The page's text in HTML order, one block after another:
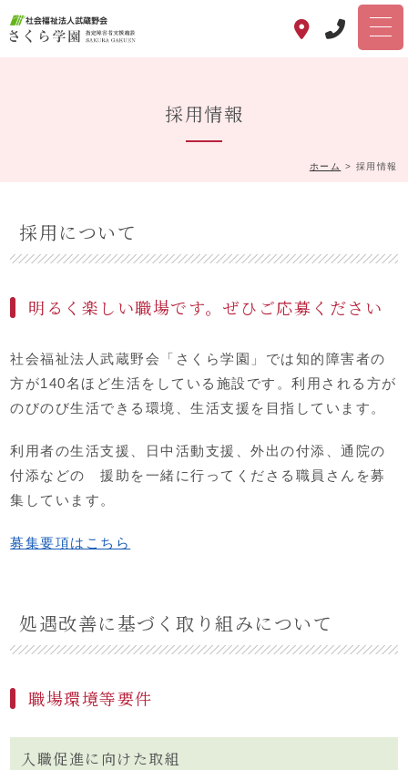
採用情報
ホーム > 採用情報
採用について
明るく楽しい職場です。ぜひご応募ください
社会福祉法人武蔵野会「さくら学園」では知的障害者の
方が140名ほど生活をしている施設です。利用される方が
のびのび生活できる環境、生活支援を目指しています。
利用者の生活支援、日中活動支援、外出の付添、通院の
付添などの 援助を一緒に行ってくださる職員さんを募
集しています。
募集要項はこちら
処遇改善に基づく取り組みについて
職場環境等要件
入職促進に向けた取組